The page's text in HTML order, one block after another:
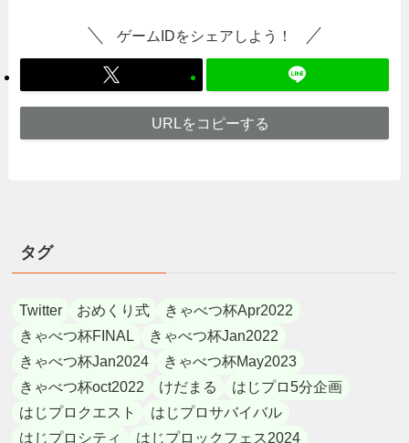
ゲームIDをシェアしよう！
URLをコピーする
タグ
Twitter おめくり式
きゃべつ杯Apr2022
きゃべつ杯FINAL
きゃべつ杯Jan2022
きゃべつ杯Jan2024
きゃべつ杯May2023
きゃべつ杯oct2022
けだまる
はじプロ5分企画
はじプロクエスト
はじプロサバイバル
はじプロシティ
はじプロックフェス2024